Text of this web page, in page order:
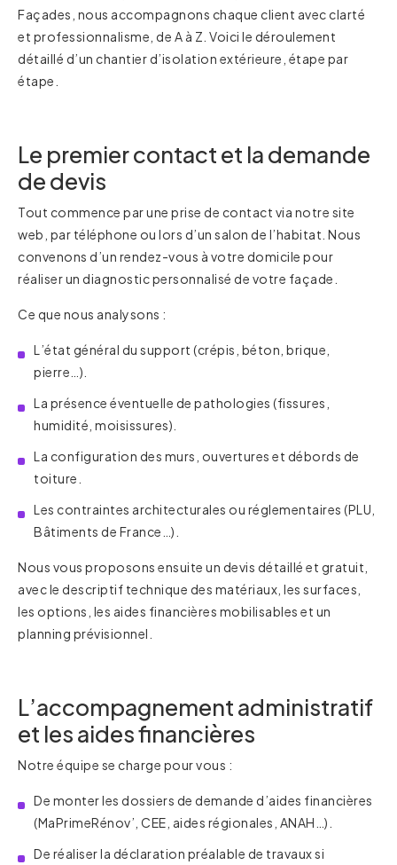
Façades, nous accompagnons chaque client avec clarté
et professionnalisme, de A à Z. Voici le déroulement
détaillé d’un chantier d’isolation extérieure, étape par
étape.
Le premier contact et la demande
de devis
Tout commence par une prise de contact via notre site
web, par téléphone ou lors d’un salon de l’habitat. Nous
convenons d’un rendez-vous à votre domicile pour
réaliser un diagnostic personnalisé de votre façade.
Ce que nous analysons :
L’état général du support (crépis, béton, brique,
pierre…).
La présence éventuelle de pathologies (fissures,
humidité, moisissures).
La configuration des murs, ouvertures et débords de
toiture.
Les contraintes architecturales ou réglementaires (PLU,
Bâtiments de France…).
Nous vous proposons ensuite un devis détaillé et gratuit,
avec le descriptif technique des matériaux, les surfaces,
les options, les aides financières mobilisables et un
planning prévisionnel.
L’accompagnement administratif
et les aides financières
Notre équipe se charge pour vous :
De monter les dossiers de demande d’aides financières
(MaPrimeRénov’, CEE, aides régionales, ANAH…).
De réaliser la déclaration préalable de travaux si